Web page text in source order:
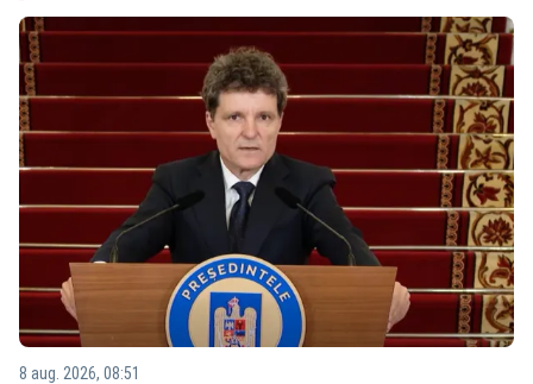
8 aug. 2026, 08:51